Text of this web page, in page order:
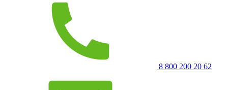
8 800 200 20 62